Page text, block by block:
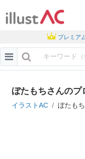
プレミア
ぼたもちさんのプ
イラストAC ぼたも